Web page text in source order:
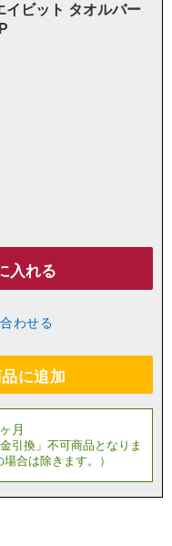
イビット タオルバー
入れる
わせる
に追加